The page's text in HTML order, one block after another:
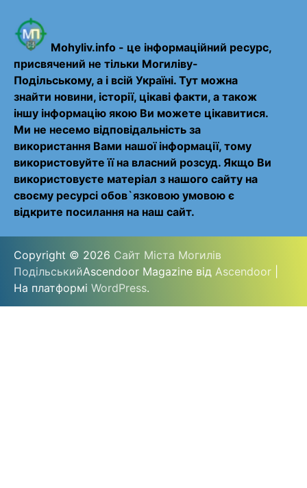
Mohyliv.info - це інформаційний ресурс,
присвячений не тільки Могиліву-
Подільському, а і всій Україні. Тут можна
знайти новини, історії, цікаві факти, а також
іншу інформацію якою Ви можете цікавитися.
Ми не несемо відповідальність за
використання Вами нашої інформації, тому
використовуйте її на власний розсуд. Якщо Ви
використовуєте матеріал з нашого сайту на
своєму ресурсі обов`язковою умовою є
відкрите посилання на наш сайт.
Copyright © 2026 Сайт Міста Могилів
ПодільськийAscendoor Magazine від Ascendoor
На платформі WordPress.